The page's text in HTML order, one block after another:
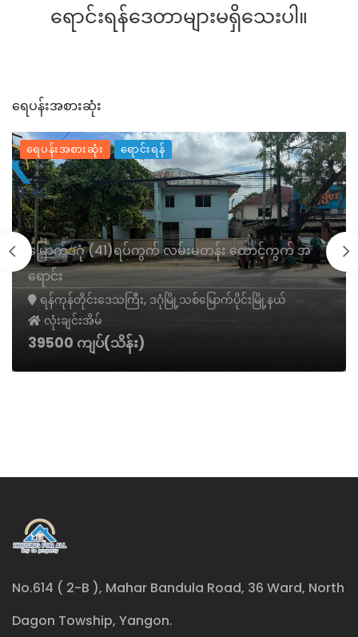
ရောင်းရန်ဒေတာများမရှိသေးပါ။
ရေပန်းအစားဆုံး
ရေပန်းအစားဆုံး ရောင်းရန်
မြောက်ဒဂုံ (၃၀)ရပ်ကွက် လုံးချင်းတိုက်အိမ် အရောင်း
ရန်ကုန်တိုင်းဒေသကြီး, ဒဂုံမြို့သစ်မြောက်ပိုင်းမြို့နယ်
လုံးချင်းအိမ်
17000 ကျပ်(သိန်း)
No.614 ( 2-B ), Mahar Bandula Road, 36 Ward, North
Dagon Towship, Yangon.